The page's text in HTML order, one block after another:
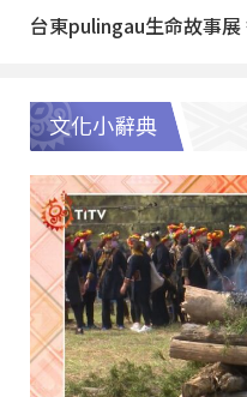
台東pulingau生命故事
文化小辭典